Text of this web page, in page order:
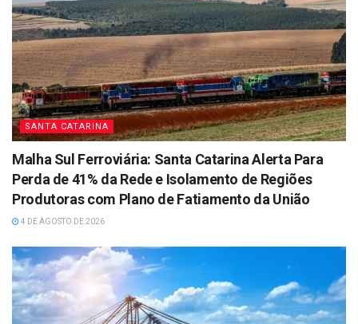
SANTA CATARINA
Malha Sul Ferroviária: Santa Catarina Alerta Para
Perda de 41% da Rede e Isolamento de Regiões
Produtoras com Plano de Fatiamento da União
4 DE AGOSTO DE 2026